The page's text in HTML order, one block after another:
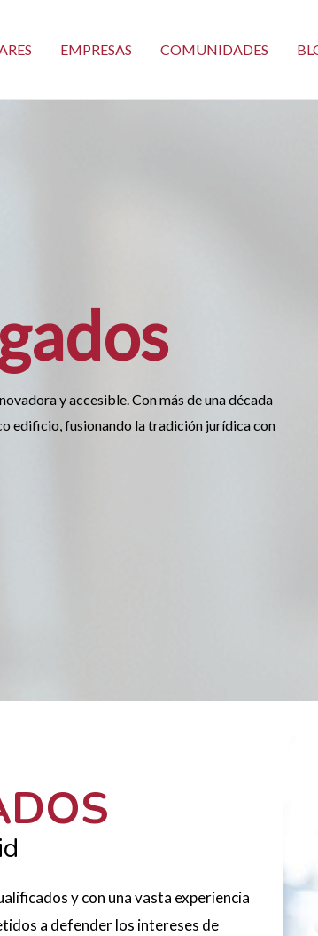
EMPRESAS COMUNIDADES
y accesible. Con más de una década
edificio, fusionando la tradición jurídica con
y con una vasta experiencia
a defender los intereses de